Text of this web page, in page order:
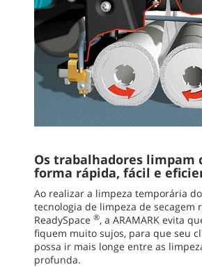
Os trabalhadores limpam
forma rápida, fácil e
Ao realizar a limpeza temporária
tecnologia de limpeza de secagem
ReadySpace ®, a ARAMARK evita
fiquem muito sujos, para que seu
possa ir mais longe entre as
profunda.